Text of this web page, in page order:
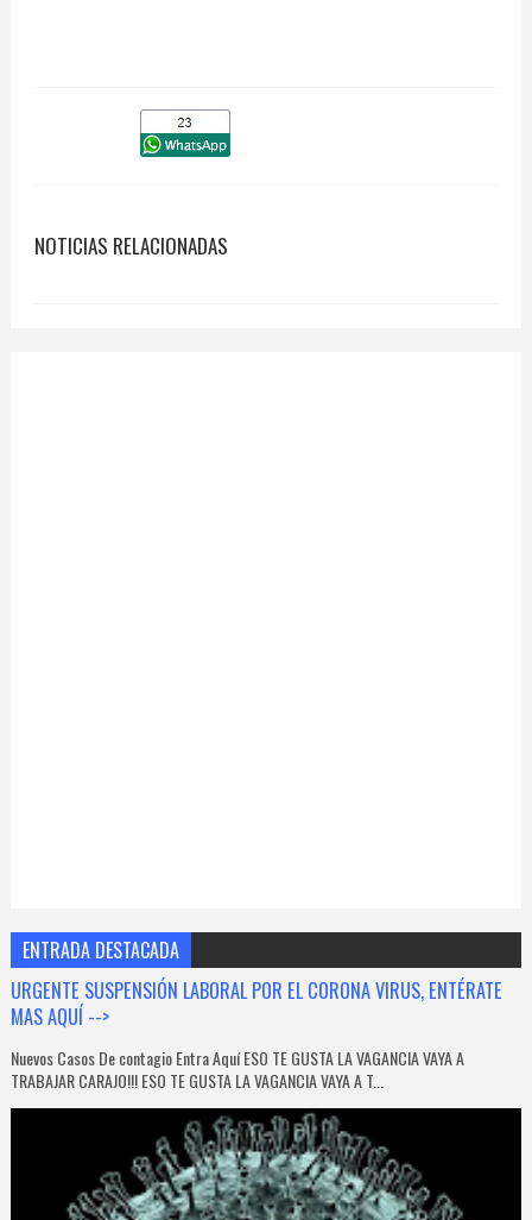
NOTICIAS RELACIONADAS
ENTRADA DESTACADA
URGENTE SUSPENSIÓN LABORAL POR EL CORONA VIRUS, ENTÉRATE
MAS AQUÍ -->
Nuevos Casos De contagio Entra Aquí ESO TE GUSTA LA VAGANCIA VAYA A
TRABAJAR CARAJO!!! ESO TE GUSTA LA VAGANCIA VAYA A T...